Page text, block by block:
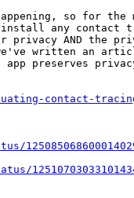
so for the
install any contact
privacy AND the
we've written an
preserves
contact-